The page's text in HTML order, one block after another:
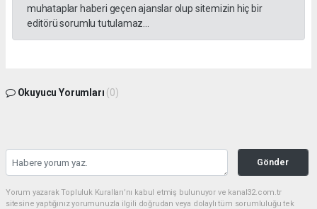
muhataplar haberi geçen ajanslar olup sitemizin hiç bir
editörü sorumlu tutulamaz...
Okuyucu Yorumları (0)
Gönder
Yorum yazarak Topluluk Kuralları’nı kabul etmiş bulunuyor ve kanal32.com.tr
sitesine yaptığınız yorumunuzla ilgili doğrudan veya dolaylı tüm sorumluluğu tek